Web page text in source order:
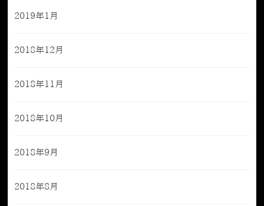
2019年1月
2018年12月
2018年11月
2018年10月
2018年9月
2018年8月